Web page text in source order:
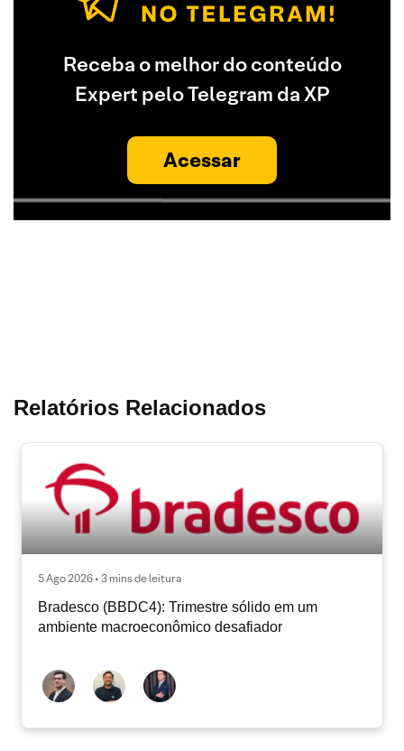
Receba o melhor do conteúdo
Expert pelo Telegram da XP
Acessar
Relatórios Relacionados
5 Ago 2026 • 3 mins de leitura
Bradesco (BBDC4): Trimestre sólido em um
ambiente macroeconômico desafiador